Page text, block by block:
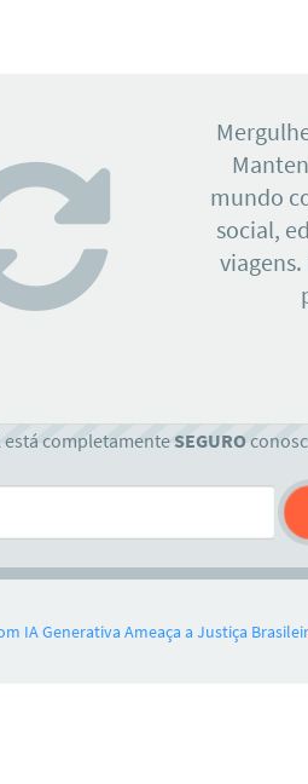
mundo
social,
completamenteSEGURO
IA Generativa Ameaça a Justiça